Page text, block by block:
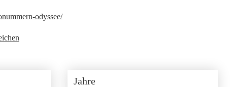
odyssee/
Jahre